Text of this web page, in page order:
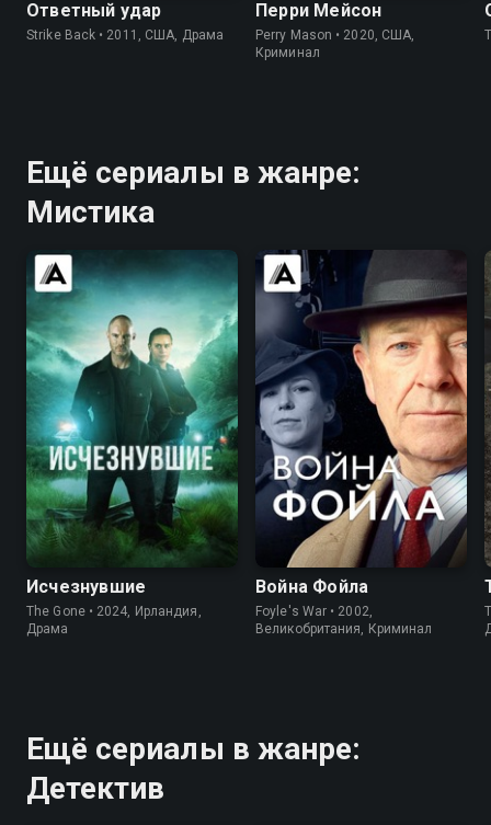
Ответный удар
Strike Back • 2011, США, Драма
Перри Мейсон
Perry Mason • 2020, США,
Криминал
Ещё сериалы в жанре:
Мистика
7.0 6.9
Исчезнувшие
The Gone • 2024, Ирландия,
Драма
8.6
Война Фойла
Foyle's War • 2002,
Великобритания, Криминал
Ещё сериалы в жанре:
Детектив